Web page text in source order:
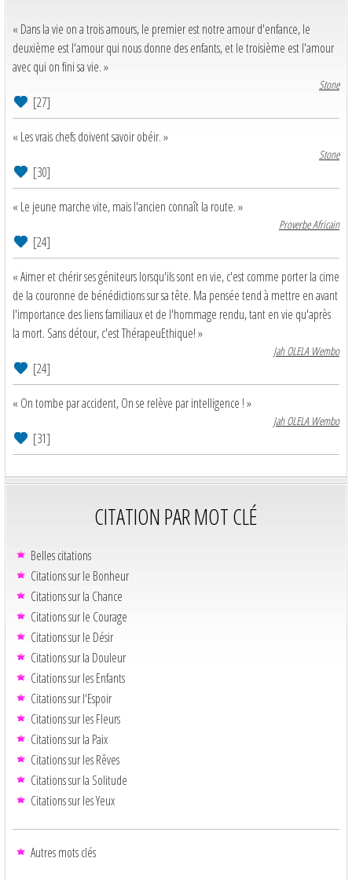
« Dans la vie on a trois amours, le premier est notre amour d'enfance, le
deuxième est l'amour qui nous donne des enfants, et le troisième est l'amour
avec qui on fini sa vie. »
Stone
[27]
« Les vrais chefs doivent savoir obéir. »
Stone
[30]
« Le jeune marche vite, mais l'ancien connaît la route. »
Proverbe Africain
[24]
« Aimer et chérir ses géniteurs lorsqu'ils sont en vie, c'est comme porter la cime
de la couronne de bénédictions sur sa tête. Ma pensée tend à mettre en avant
l'importance des liens familiaux et de l'hommage rendu, tant en vie qu'après
la mort. Sans détour, c'est ThérapeuEthique! »
Jah OLELA Wembo
[24]
« On tombe par accident, On se relève par intelligence ! »
Jah OLELA Wembo
[31]
CITATION PAR MOT CLÉ
Belles citations
Citations sur le Bonheur
Citations sur la Chance
Citations sur le Courage
Citations sur le Désir
Citations sur la Douleur
Citations sur les Enfants
Citations sur l'Espoir
Citations sur les Fleurs
Citations sur la Paix
Citations sur les Rêves
Citations sur la Solitude
Citations sur les Yeux
Autres mots clés